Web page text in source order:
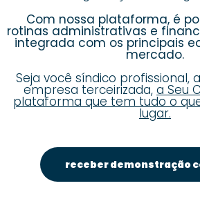
Com nossa plataforma, é
rotinas administrativas e
integrada com os principais
mercado.
Seja você síndico profissional,
empresa terceirizada, a Seu
plataforma que tem tudo o
lugar.
receber demonstração